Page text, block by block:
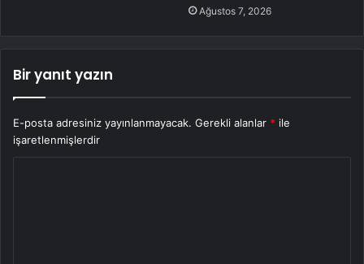
Ağustos 7, 2026
Bir yanıt yazın
E-posta adresiniz yayınlanmayacak. Gerekli alanlar * ile
işaretlenmişlerdir